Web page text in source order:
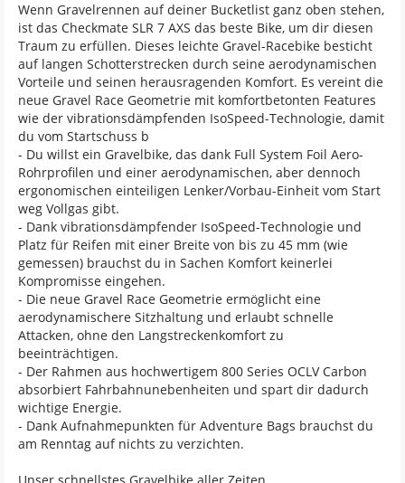
Wenn Gravelrennen auf deiner Bucketlist ganz oben stehen,
ist das Checkmate SLR 7 AXS das beste Bike, um dir diesen
Traum zu erfüllen. Dieses leichte Gravel-Racebike besticht
auf langen Schotterstrecken durch seine aerodynamischen
Vorteile und seinen herausragenden Komfort. Es vereint die
neue Gravel Race Geometrie mit komfortbetonten Features
wie der vibrationsdämpfenden IsoSpeed-Technologie, damit
du vom Startschuss b
- Du willst ein Gravelbike, das dank Full System Foil Aero-
Rohrprofilen und einer aerodynamischen, aber dennoch
ergonomischen einteiligen Lenker/Vorbau-Einheit vom Start
weg Vollgas gibt.
- Dank vibrationsdämpfender IsoSpeed-Technologie und
Platz für Reifen mit einer Breite von bis zu 45 mm (wie
gemessen) brauchst du in Sachen Komfort keinerlei
Kompromisse eingehen.
- Die neue Gravel Race Geometrie ermöglicht eine
aerodynamischere Sitzhaltung und erlaubt schnelle
Attacken, ohne den Langstreckenkomfort zu
beeinträchtigen.
- Der Rahmen aus hochwertigem 800 Series OCLV Carbon
absorbiert Fahrbahnunebenheiten und spart dir dadurch
wichtige Energie.
- Dank Aufnahmepunkten für Adventure Bags brauchst du
am Renntag auf nichts zu verzichten.